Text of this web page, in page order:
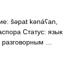
ŝəpat kənáʕan,
Статус: язык
разговорным …